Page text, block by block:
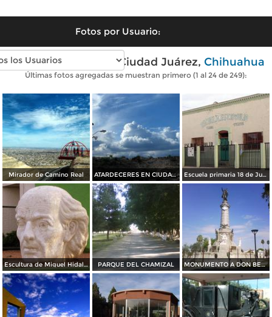
Fotos por Usuario:
Fotos modernas de Ciudad Juárez, Chihuahua
Últimas fotos agregadas se muestran primero (1 al 24 de 249):
Mirador de Camino Real ATARDECERES EN CIUDAD JUAREZ Escuela primaria 18 de Julio
Escultura de Miguel Hidalgo PARQUE DEL CHAMIZAL MONUMENTO A DON BENITO JUAREZ